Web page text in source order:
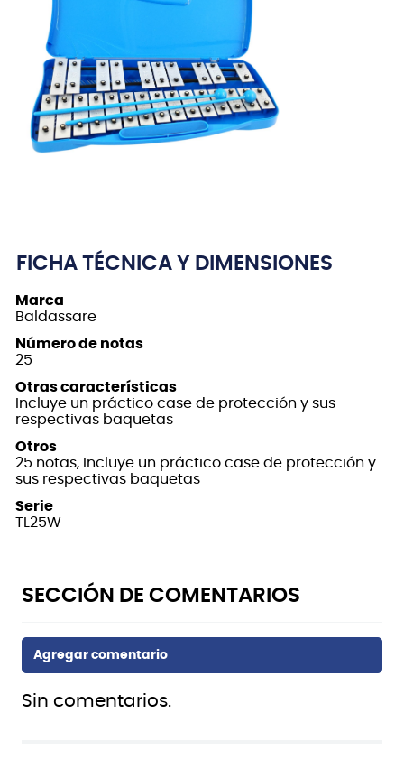
FICHA TÉCNICA Y DIMENSIONES
Marca
Baldassare
Número de notas
25
Otras características
Incluye un práctico case de protección y sus
respectivas baquetas
Otros
25 notas, Incluye un práctico case de protección y
sus respectivas baquetas
Serie
TL25W
Sin comentarios.